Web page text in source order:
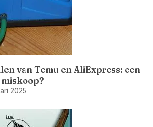
van Temu en AliExpress: een
2025